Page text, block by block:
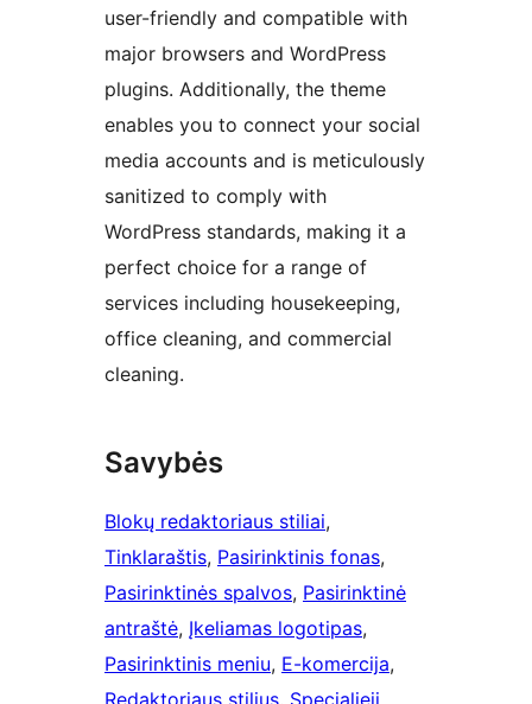
user-friendly and compatible with
major browsers and WordPress
plugins. Additionally, the theme
enables you to connect your social
media accounts and is meticulously
sanitized to comply with
WordPress standards, making it a
perfect choice for a range of
services including housekeeping,
office cleaning, and commercial
cleaning.
Savybės
Blokų redaktoriaus stiliai
Tinklaraštis, Pasirinktinis fonas
Pasirinktinės spalvos, Pasirinktinė
antraštė, Įkeliamas logotipas
Pasirinktinis meniu, E-komercija